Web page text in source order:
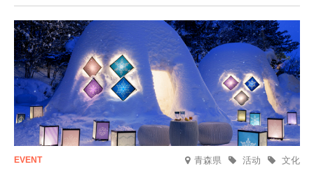
在此与重要之人共度一段难忘的特别时光。
青森県 文化
活动